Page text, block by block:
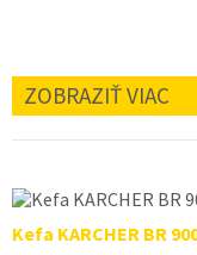
ZOBRAZIŤ VIAC
Kefa KARCHER BR